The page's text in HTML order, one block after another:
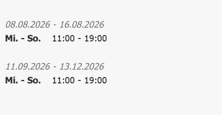
08.08.2026- 16.08.2026
Mi. - So.
11:00 - 19:00
11.09.2026- 13.12.2026
Mi. - So.
11:00 - 19:00